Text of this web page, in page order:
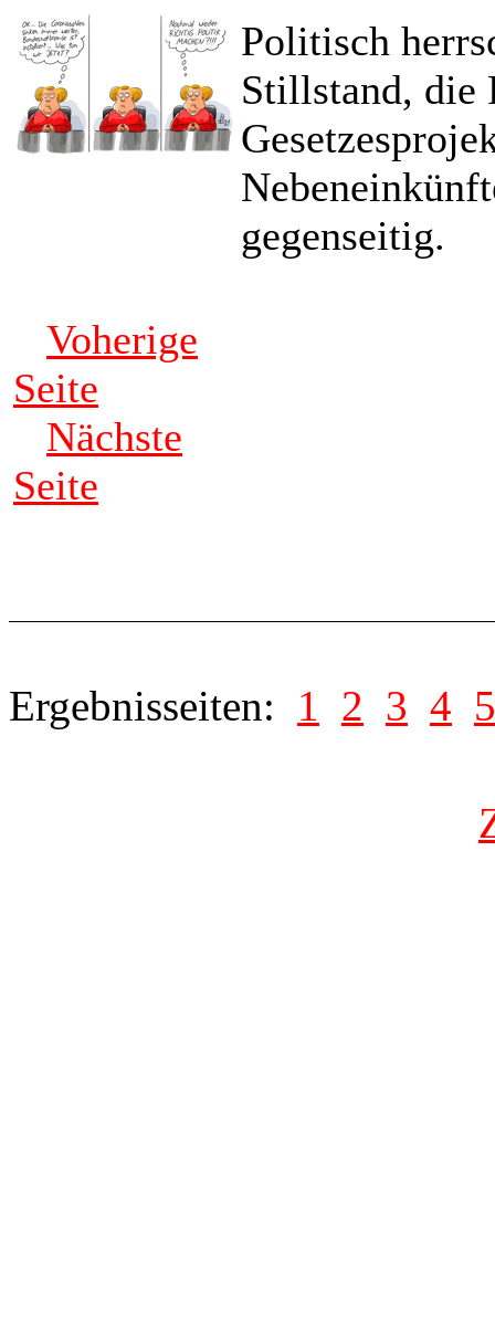
Politisch
Stillstand, die
gegenseitig.
Voherige
Seite
Nächste
Seite
Ergebnisseiten: 1 2 3 4 5